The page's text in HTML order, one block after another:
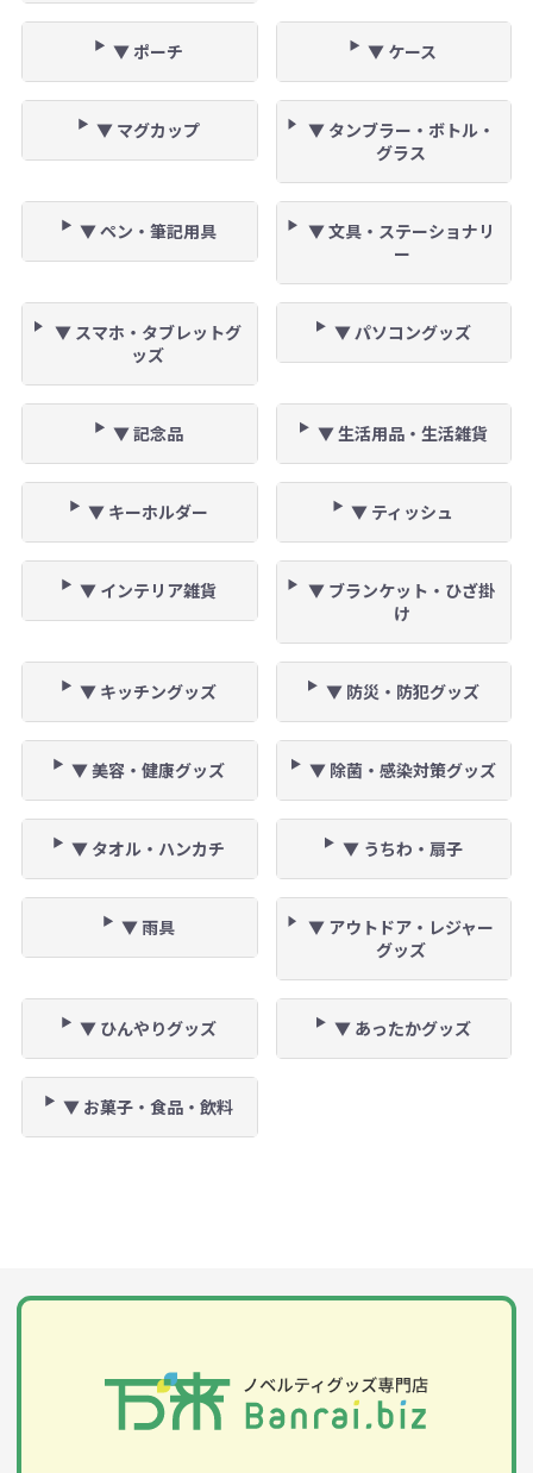
▼ ポーチ ▼ ケース
▼ マグカップ
▼ タンブラー・ボトル・
グラス
▼ ペン・筆記用具
▼ 文具・ステーショナリ
ー
▼ スマホ・タブレットグ
ッズ
▼ パソコングッズ
▼ 記念品 ▼ 生活用品・生活雑貨
▼ キーホルダー ▼ ティッシュ
▼ インテリア雑貨
▼ ブランケット・ひざ掛
け
▼ キッチングッズ ▼ 防災・防犯グッズ
▼ 美容・健康グッズ ▼ 除菌・感染対策グッズ
▼ タオル・ハンカチ ▼ うちわ・扇子
▼ 雨具
▼ アウトドア・レジャー
グッズ
▼ ひんやりグッズ ▼ あったかグッズ
▼ お菓子・食品・飲料